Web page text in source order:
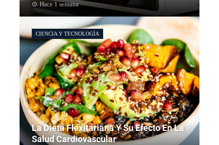
Hace 1 semana
CIENCIA Y TECNOLOGÍA
La Dieta Flexitariana Y Su Efecto En La
Salud Cardiovascular